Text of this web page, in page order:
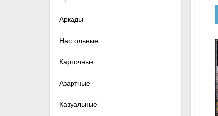
Аркады
Настольные
Карточные
Азартные
Казуальные